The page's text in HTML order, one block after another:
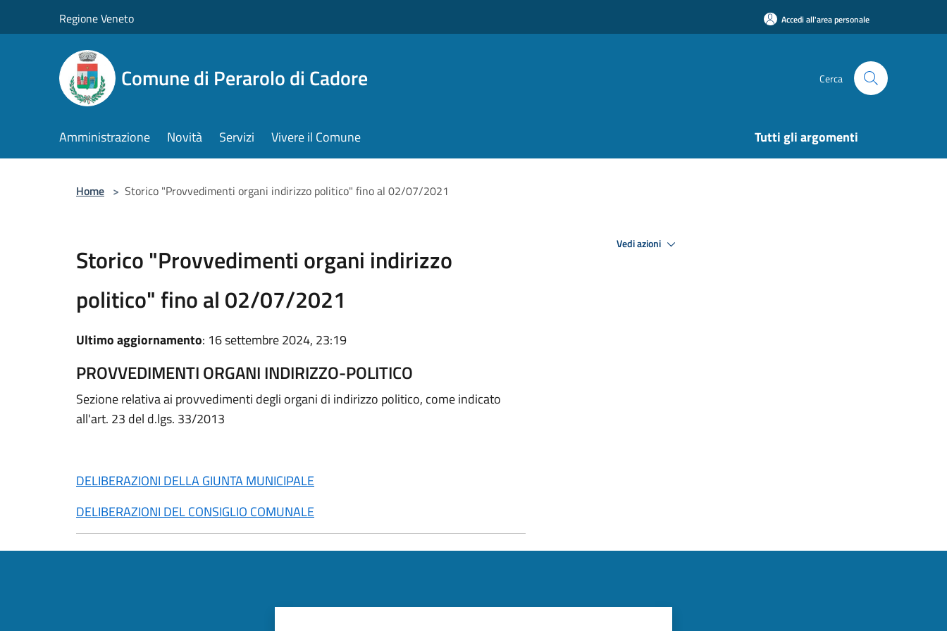
Regione Veneto Accedi all'area personale
Comune di Perarolo di Cadore Cerca
Amministrazione Novità Servizi Vivere il Comune Tutti gli argomenti
Home > Storico "Provvedimenti organi indirizzo politico" fino al 02/07/2021
Storico "Provvedimenti organi indirizzo
politico" fino al 02/07/2021
Ultimo aggiornamento: 16 settembre 2024, 23:19
PROVVEDIMENTI ORGANI INDIRIZZO-POLITICO
Sezione relativa ai provvedimenti degli organi di indirizzo politico, come indicato
all'art. 23 del d.lgs. 33/2013
DELIBERAZIONI DELLA GIUNTA MUNICIPALE
DELIBERAZIONI DEL CONSIGLIO COMUNALE
Vedi azioni